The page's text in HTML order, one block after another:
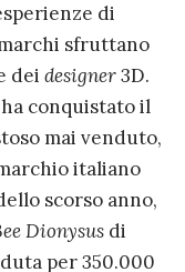
di
sfruttano
dei designer3D.
conquistato il
mai venduto,
italiano
scorso anno,
Dionysus di
per 350.000